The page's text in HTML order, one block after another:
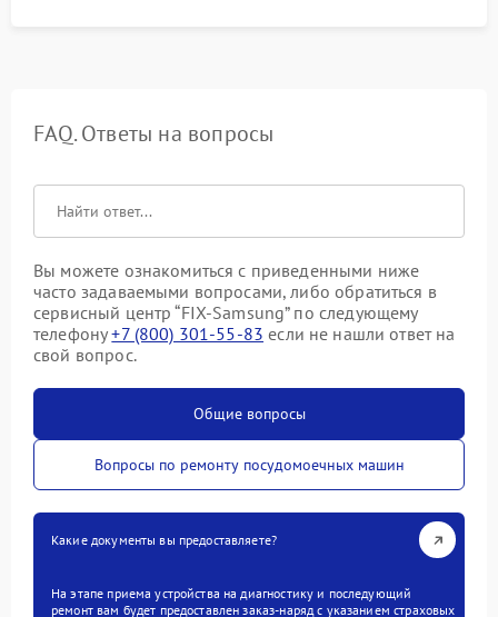
FAQ. Ответы на вопросы
Вы можете ознакомиться с приведенными ниже
часто задаваемыми вопросами, либо обратиться в
сервисный центр “FIX-Samsung” по следующему
телефону+7 (800) 301-55-83 если не нашли ответ на
свой вопрос.
Общие вопросы
Вопросы по ремонту посудомоечных машин
Какие документы вы предоставляете?
На этапе приема устройства на диагностику и последующий
ремонт вам будет предоставлен заказ-наряд с указанием страховых